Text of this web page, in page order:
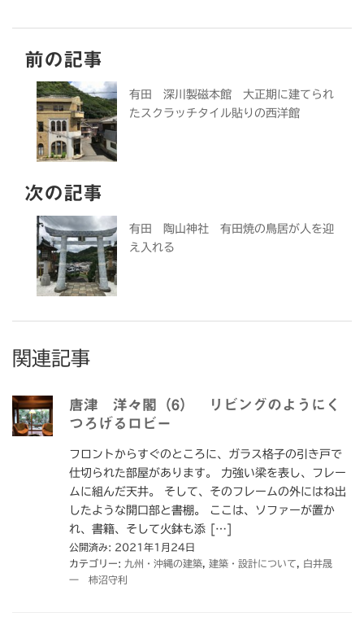
前の記事
有田 深川製磁本館 大正期に建てられ
たスクラッチタイル貼りの西洋館
次の記事
有田 陶山神社 有田焼の鳥居が人を迎
え入れる
関連記事
唐津 洋々閣（6） リビングのようにく
つろげるロビー
フロントからすぐのところに、ガラス格子の引き戸で
仕切られた部屋があります。 力強い梁を表し、フレー
ムに組んだ天井。 そして、そのフレームの外にはね出
したような開口部と書棚。 ここは、ソファーが置か
れ、書籍、そして火鉢も添 […]
公開済み: 2021年1月24日
カテゴリー: 九州・沖縄の建築 建築・設計について
白井晟
一 柿沼守利